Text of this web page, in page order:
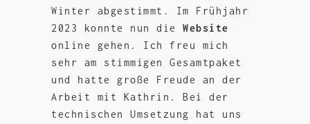
Winter abgestimmt. Im Frühjahr
2023 konnte nun die Website
online gehen. Ich freu mich
sehr am stimmigen Gesamtpaket
und hatte große Freude an der
Arbeit mit Kathrin. Bei der
technischen Umsetzung hat uns